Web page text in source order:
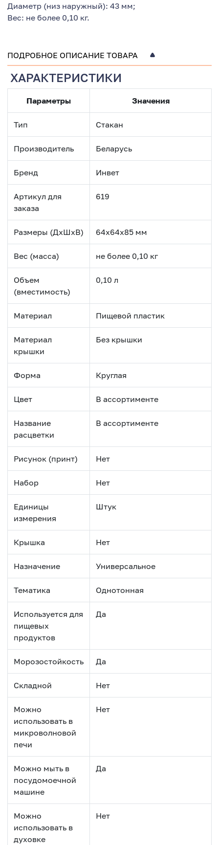
Диаметр (низ наружный): 43 мм;
Вес: не более 0,10 кг.
ПОДРОБНОЕ ОПИСАНИЕ ТОВАРА
ХАРАКТЕРИСТИКИ
Параметры Значения
Тип Стакан
Производитель Беларусь
Бренд Инвет
Артикул для
заказа
619
Размеры (ДхШхВ) 64х64х85 мм
Вес (масса) не более 0,10 кг
Объем
(вместимость)
0,10 л
Материал Пищевой пластик
Материал
крышки
Без крышки
Форма Круглая
Цвет В ассортименте
Название
расцветки
В ассортименте
Рисунок (принт) Нет
Набор Нет
Единицы
измерения
Штук
Крышка Нет
Назначение Универсальное
Тематика Однотонная
Используется для
пищевых
продуктов
Да
Морозостойкость Да
Складной Нет
Можно
использовать в
микроволновой
печи
Нет
Можно мыть в
посудомоечной
машине
Да
Можно
использовать в
духовке
Нет